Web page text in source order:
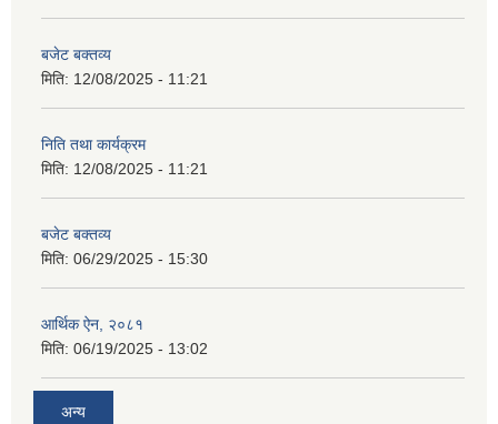
बजेट बक्तव्य
मिति: 12/08/2025 - 11:21
निति तथा कार्यक्रम
मिति: 12/08/2025 - 11:21
बजेट बक्तव्य
मिति: 06/29/2025 - 15:30
आर्थिक ऐन, २०८१
मिति: 06/19/2025 - 13:02
अन्य